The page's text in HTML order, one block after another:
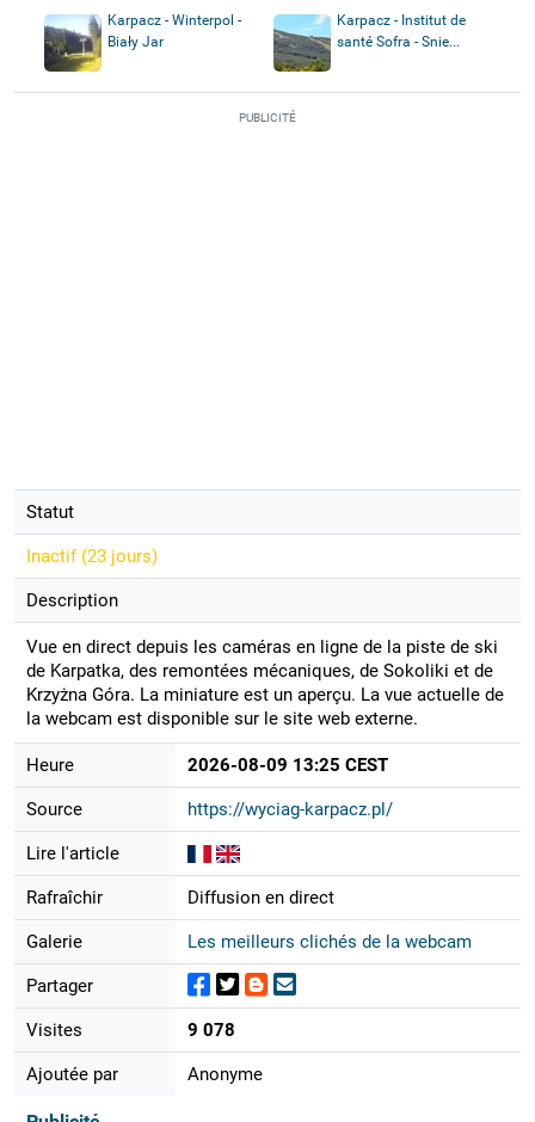
Karpacz - Winterpol -
Biały Jar
Karpacz - Institut de
santé Sofra - Snie...
PUBLICITÉ
Statut
Inactif (23 jours)
Description
Vue en direct depuis les caméras en ligne de la piste de ski
de Karpatka, des remontées mécaniques, de Sokoliki et de
Krzyżna Góra. La miniature est un aperçu. La vue actuelle de
la webcam est disponible sur le site web externe.
Heure 2026-08-09 13:25 CEST
Source https://wyciag-karpacz.pl/
Lire l'article
Rafraîchir Diffusion en direct
Galerie Les meilleurs clichés de la webcam
Partager
Visites 9 078
Ajoutée par Anonyme